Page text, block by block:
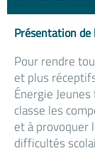
Présentation de
Pour rendre
et plus
Énergie
classe les
et à provoquer
difficultés